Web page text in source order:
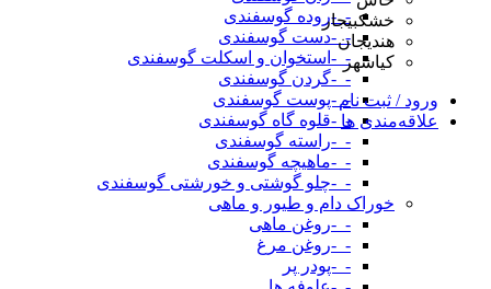
-_-روده گوسفندی
-_-دست گوسفندی
-_-استخوان و اسکلت گوسفندی
-_-گردن گوسفندی
-_-پوست گوسفندی
-_-قلوه گاه گوسفندی
-_-راسته گوسفندی
-_-ماهیچه گوسفندی
-_-چلو گوشتی و خورشتی گوسفندی
خوراک دام و طیور و ماهی
-_-روغن ماهی
-_-روغن مرغ
-_-پودر پر
خشکبیجار
هندیجان
کیاشهر
ورود / ثبت نام
علاقه‌مندی ها